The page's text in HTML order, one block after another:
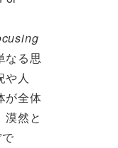
なる思
や人
が全体
漠然と